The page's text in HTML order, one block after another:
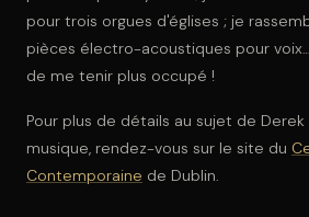
pour trois orgues d'églises ; je
pièces électro-acoustiques pour
de me tenir plus occupé !
Pour plus de détails au sujet de
musique, rendez-vous sur le site du
Contemporaine de Dublin.